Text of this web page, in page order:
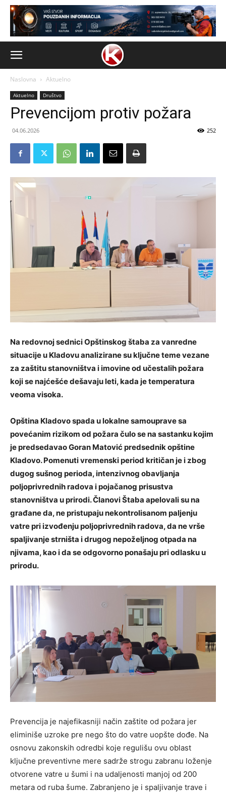
Naslovna Aktuelno
Aktuelno Društvo
Prevencijom protiv požara
04.06.2026 252
Na redovnoj sednici Opštinskog štaba za vanredne
situacije u Kladovu analizirane su ključne teme vezane
za zaštitu stanovništva i imovine od učestalih požara
koji se najćešće dešavaju leti, kada је temperaturа
veoma visokа.
Opština Kladovo spada u lokalne samouprave sa
povećanim rizikom od požara čulo se na sastanku kojim
je predsedavao Goran Matović predsednik opštine
Kladovo. Pomenuti vremenski period kritičan je i zbog
dugog sušnog perioda, intenzivnog obavljanja
poljoprivrednih radova i pojačanog prisustva
stanovništva u prirodi. Članovi Štaba apelovali su na
građane da, ne pristupaju nekontrolisanom paljenju
vatre pri izvođenju poljoprivrednih radova, da ne vrše
spaljivanje strništa i drugog nepoželjnog otpada na
njivama, kao i da se odgovorno ponašaju pri odlasku u
prirodu.
Prevencija je najefikasniji način zaštite od požara jer
eliminiše uzroke pre nego što do vatre uopšte dođe. Na
osnovu zakonskih odredbi koje regulišu ovu oblast
ključne preventivne mere sadrže strogu zabranu loženje
otvorene vatre u šumi i na udaljenosti manjoj od 200
metara od ruba šume. Zabranjeno je i spaljivanje trave i